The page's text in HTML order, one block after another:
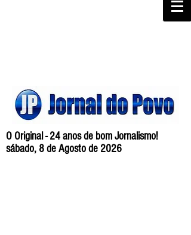
O Original - 24 anos de bom Jornalismo!
sábado, 8 de Agosto de 2026